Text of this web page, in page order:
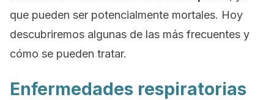
que pueden ser potencialmente mortales. Hoy
descubriremos algunas de las más frecuentes y
cómo se pueden tratar.
Enfermedades respiratorias